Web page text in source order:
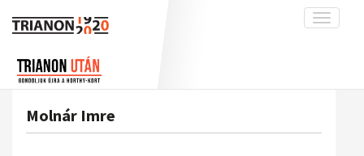
Toggle
Molnár Imre